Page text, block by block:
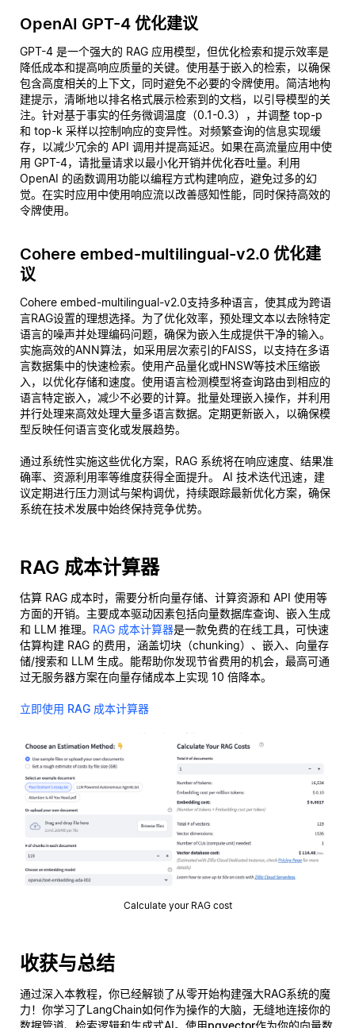
OpenAI GPT-4 优化建议
GPT-4 是一个强大的 RAG 应用模型，但优化检索和提示效率是
降低成本和提高响应质量的关键。使用基于嵌入的检索，以确保
包含高度相关的上下文，同时避免不必要的令牌使用。简洁地构
建提示，清晰地以排名格式展示检索到的文档，以引导模型的关
注。针对基于事实的任务微调温度（0.1-0.3），并调整 top-p
和 top-k 采样以控制响应的变异性。对频繁查询的信息实现缓
存，以减少冗余的 API 调用并提高延迟。如果在高流量应用中使
用 GPT-4，请批量请求以最小化开销并优化吞吐量。利用
OpenAI 的函数调用功能以编程方式构建响应，避免过多的幻
觉。在实时应用中使用响应流以改善感知性能，同时保持高效的
令牌使用。
Cohere embed-multilingual-v2.0 优化建
议
Cohere embed-multilingual-v2.0支持多种语言，使其成为跨语
言RAG设置的理想选择。为了优化效率，预处理文本以去除特定
语言的噪声并处理编码问题，确保为嵌入生成提供干净的输入。
实施高效的ANN算法，如采用层次索引的FAISS，以支持在多语
言数据集中的快速检索。使用产品量化或HNSW等技术压缩嵌
入，以优化存储和速度。使用语言检测模型将查询路由到相应的
语言特定嵌入，减少不必要的计算。批量处理嵌入操作，并利用
并行处理来高效处理大量多语言数据。定期更新嵌入，以确保模
型反映任何语言变化或发展趋势。
通过系统性实施这些优化方案，RAG 系统将在响应速度、结果准
确率、资源利用率等维度获得全面提升。 AI 技术迭代迅速，建
议定期进行压力测试与架构调优，持续跟踪最新优化方案，确保
系统在技术发展中始终保持竞争优势。
RAG 成本计算器
估算 RAG 成本时，需要分析向量存储、计算资源和 API 使用等
方面的开销。主要成本驱动因素包括向量数据库查询、嵌入生成
和 LLM 推理。 RAG 成本计算器是一款免费的在线工具，可快速
估算构建 RAG 的费用，涵盖切块（chunking）、嵌入、向量存
储/搜索和 LLM 生成。能帮助你发现节省费用的机会，最高可通
过无服务器方案在向量存储成本上实现 10 倍降本。
立即使用 RAG 成本计算器
Calculate your RAG cost
收获与总结
通过深入本教程，你已经解锁了从零开始构建强大RAG系统的魔
力！你学习了LangChain如何作为操作的大脑，无缝地连接你的
数据管道、检索逻辑和生成式AI。使用pgvector作为你的向量数